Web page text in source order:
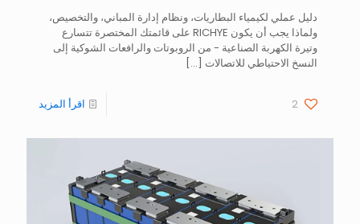
دليل عملي لكيمياء البطاريات، ونظام إدارة المباني، والتخصيص،
ولماذا يجب أن يكون RICHYE على قائمتك المختصرة تتسارع
وتيرة الكهربة الصناعية - من الروبوتات والرافعات الشوكية إلى
النسخ الاحتياطي للاتصالات […]
2 اقرأ المزيد